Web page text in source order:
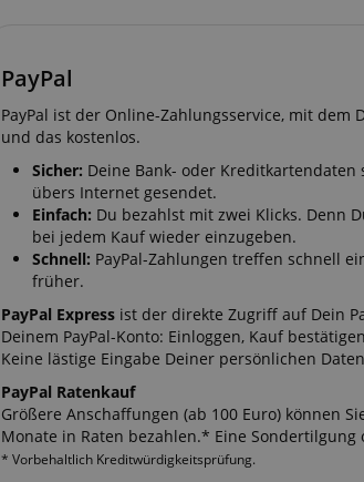
PayPal
PayPal ist der Online-Zahlungsservice, mit
und das kostenlos.
Sicher: Deine Bank- oder
übers Internet gesendet.
Einfach: Du bezahlst mit zwei Klicks. Denn
bei jedem Kauf wieder einzugeben.
Schnell: PayPal-Zahlungen treffen schnell
früher.
PayPal Express ist der direkte Zugriff auf Dein
Deinem PayPal-Konto: Einloggen, Kauf
Keine lästige Eingabe Deiner persönlichen
PayPal Ratenkauf
Größere Anschaffungen (ab 100 Euro) können
Monate in Raten bezahlen.* Eine
* Vorbehaltlich Kreditwürdigkeitsprüfung.